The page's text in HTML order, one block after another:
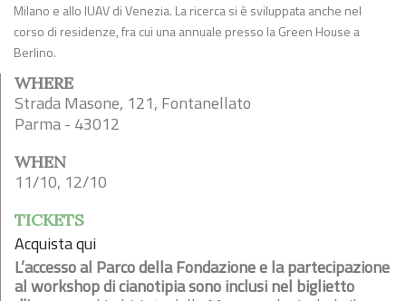
Milano e allo IUAV di Venezia. La ricerca si è sviluppata anche nel
corso di residenze, fra cui una annuale presso la Green House a
Berlino.
WHERE
Strada Masone, 121, Fontanellato
Parma - 43012
WHEN
11/10, 12/10
TICKETS
Acquista qui
L’accesso al Parco della Fondazione e la partecipazione
al workshop di cianotipia sono inclusi nel biglietto